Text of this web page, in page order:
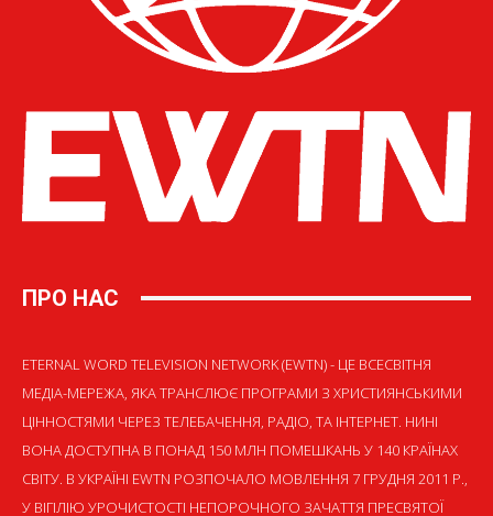
ПРО НАС
ETERNAL WORD TELEVISION NETWORK (EWTN) - ЦЕ ВСЕСВІТНЯ
МЕДІА-МЕРЕЖА, ЯКА ТРАНСЛЮЄ ПРОГРАМИ З ХРИСТИЯНСЬКИМИ
ЦІННОСТЯМИ ЧЕРЕЗ ТЕЛЕБАЧЕННЯ, РАДІО, ТА ІНТЕРНЕТ. НИНІ
ВОНА ДОСТУПНА В ПОНАД 150 МЛН ПОМЕШКАНЬ У 140 КРАЇНАХ
СВІТУ. В УКРАЇНІ EWTN РОЗПОЧАЛО МОВЛЕННЯ 7 ГРУДНЯ 2011 Р.,
У ВІГІЛІЮ УРОЧИСТОСТІ НЕПОРОЧНОГО ЗАЧАТТЯ ПРЕСВЯТОЇ